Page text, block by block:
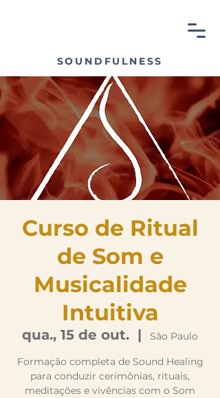
SOUNDFULNESS
Curso de Ritual
de Som e
Musicalidade
Intuitiva
qua., 15 de out.
  |
São Paulo
Formação completa de Sound Healing
para conduzir cerimônias, rituais,
meditações e vivências com o Som